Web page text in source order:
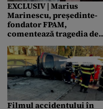
EXCLUSIV | Marius
Marinescu, președinte-
fondator FPAM,
comentează tragedia de
”Vinovățiile sunt
împărțite, dar luăm în
calcul o plângere penală
împotriva lui Ciprian
Ciucu, primarul de la
Sectorul 6″
Filmul accidentului în